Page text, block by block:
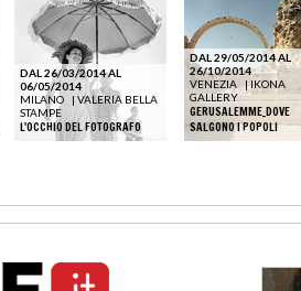
DAL 26/03/2014 AL
06/05/2014
MILANO
| VALERIA BELLA
STAMPE
L'OCCHIO DEL FOTOGRAFO
DAL 29/05/2014 AL
26/10/2014
VENEZIA
|IKONA
GALLERY
GERUSALEMME_DOVE
SALGONO I POPOLI